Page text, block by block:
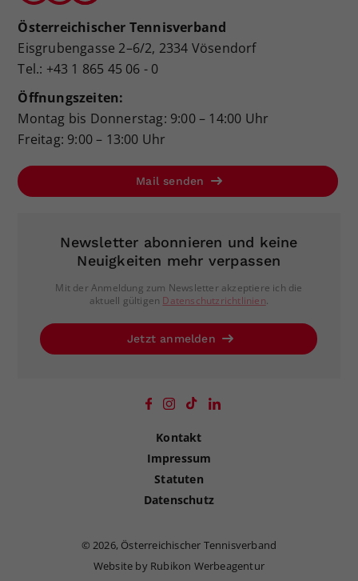
Österreichischer Tennisverband
Eisgrubengasse 2–6/2, 2334 Vösendorf
Tel.: +43 1 865 45 06 - 0
Öffnungszeiten:
Montag bis Donnerstag: 9:00 – 14:00 Uhr
Freitag: 9:00 – 13:00 Uhr
Mail senden
Newsletter abonnieren und keine
Neuigkeiten mehr verpassen
Mit der Anmeldung zum Newsletter akzeptiere ich die
aktuell gültigen Datenschutzrichtlinien.
Jetzt anmelden
Kontakt
Impressum
Statuten
Datenschutz
©2026, Österreichischer Tennisverband
Website by Rubikon Werbeagentur